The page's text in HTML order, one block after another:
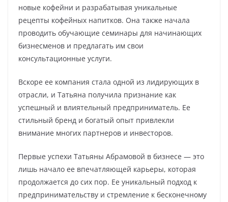
новые кофейни и разрабатывая уникальные
рецепты кофейных напитков. Она также начала
проводить обучающие семинары для начинающих
бизнесменов и предлагать им свои
консультационные услуги.
Вскоре ее компания стала одной из лидирующих в
отрасли, и Татьяна получила признание как
успешный и влиятельный предприниматель. Ее
стильный бренд и богатый опыт привлекли
внимание многих партнеров и инвесторов.
Первые успехи Татьяны Абрамовой в бизнесе — это
лишь начало ее впечатляющей карьеры, которая
продолжается до сих пор. Ее уникальный подход к
предпринимательству и стремление к бесконечному